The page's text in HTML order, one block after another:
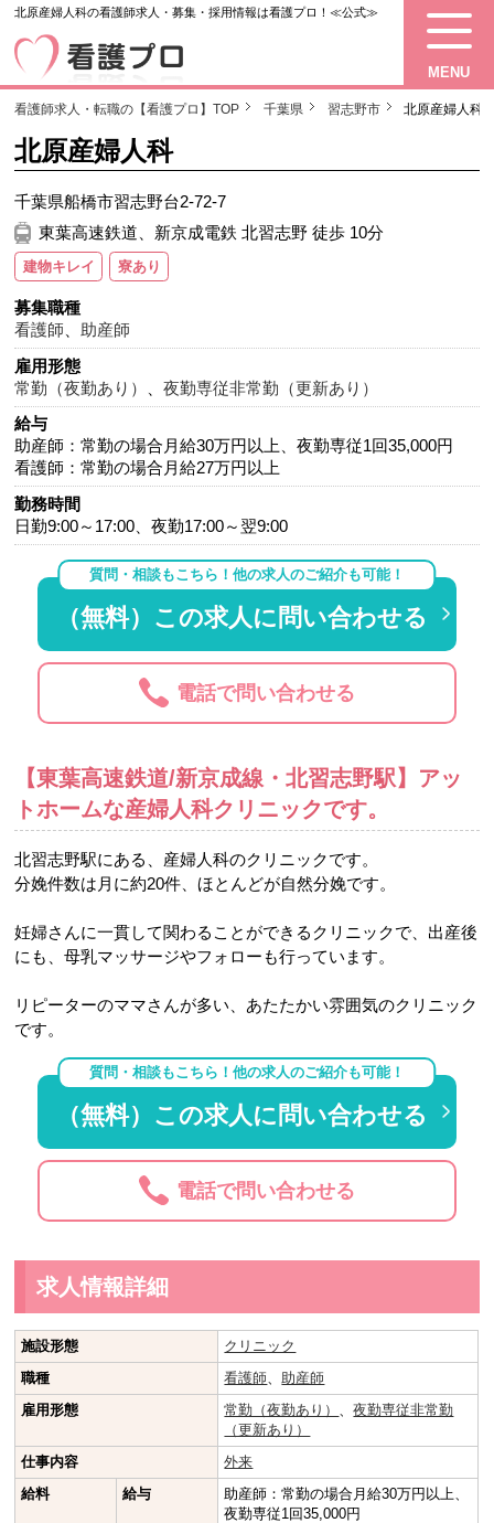
北原産婦人科の看護師求人・募集・採用情報は看護プロ！≪公式≫
MENU
看護師求人・転職の【看護プロ】TOP 千葉県 習志野市 北原産婦人科
北原産婦人科
千葉県船橋市習志野台2-72-7
東葉高速鉄道、新京成電鉄 北習志野 徒歩 10分
建物キレイ 寮あり
募集職種
看護師
助産師
雇用形態
常勤（夜勤あり）
、夜勤専従非常勤（更新あり）
給与
助産師：常勤の場合月給30万円以上、夜勤専従1回35,000円
看護師：常勤の場合月給27万円以上
勤務時間
日勤9:00～17:00、夜勤17:00～翌9:00
質問・相談もこちら！他の求人のご紹介も可能！
（無料）この求人に問い合わせる
電話で問い合わせる
【東葉高速鉄道/新京成線・北習志野駅】アッ
トホームな産婦人科クリニックです。
北習志野駅にある、産婦人科のクリニックです。
分娩件数は月に約20件、ほとんどが自然分娩です。
妊婦さんに一貫して関わることができるクリニックで、出産後
にも、母乳マッサージやフォローも行っています。
リピーターのママさんが多い、あたたかい雰囲気のクリニック
です。
質問・相談もこちら！他の求人のご紹介も可能！
（無料）この求人に問い合わせる
電話で問い合わせる
求人情報詳細
施設形態
クリニック
職種
看護師
助産師
雇用形態
常勤（夜勤あり） 、夜勤専従非常勤
（更新あり）
仕事内容
外来
給料
給与
助産師：常勤の場合月給30万円以上、
夜勤専従1回35,000円